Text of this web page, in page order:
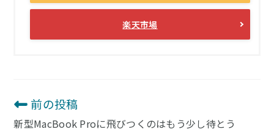
楽天市場
そ
他
前の投稿
新型MacBook Proに飛びつくのはもう少し待とう